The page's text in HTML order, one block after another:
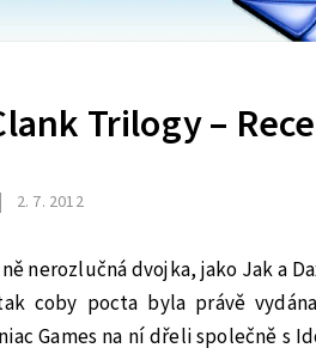
Trilogy –
2. 7. 2012
nerozlučná dvojka, jako Jak a
coby pocta byla právě
Games na ní dřeli společně s